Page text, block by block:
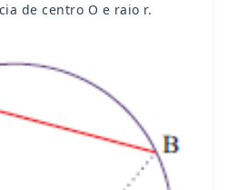
de centro O e raio r.